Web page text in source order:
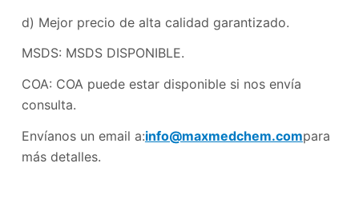
d) Mejor precio de alta calidad garantizado.
MSDS: MSDS DISPONIBLE.
COA: COA puede estar disponible si nos envía
consulta.
Envíanos un email a:info@maxmedchem.compara
más detalles.